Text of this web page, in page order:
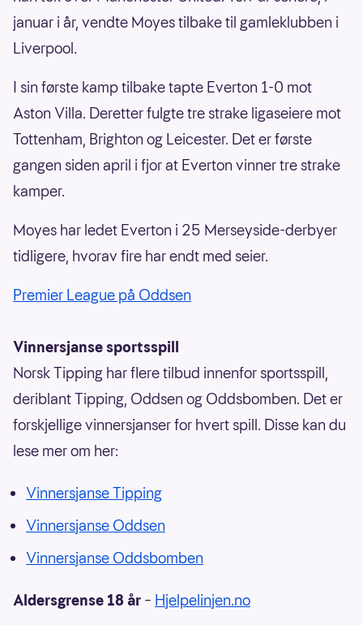
januar i år, vendte Moyes tilbake til gamleklubben i
Liverpool.
I sin første kamp tilbake tapte Everton 1-0 mot
Aston Villa. Deretter fulgte tre strake ligaseiere mot
Tottenham, Brighton og Leicester. Det er første
gangen siden april i fjor at Everton vinner tre strake
kamper.
Moyes har ledet Everton i 25 Merseyside-derbyer
tidligere, hvorav fire har endt med seier.
Premier League på Oddsen
Vinnersjanse sportsspill
Norsk Tipping har flere tilbud innenfor sportsspill,
deriblant Tipping, Oddsen og Oddsbomben. Det er
forskjellige vinnersjanser for hvert spill. Disse kan du
lese mer om her:
Vinnersjanse Tipping
Vinnersjanse Oddsen
Vinnersjanse Oddsbomben
Aldersgrense 18 år – Hjelpelinjen.no